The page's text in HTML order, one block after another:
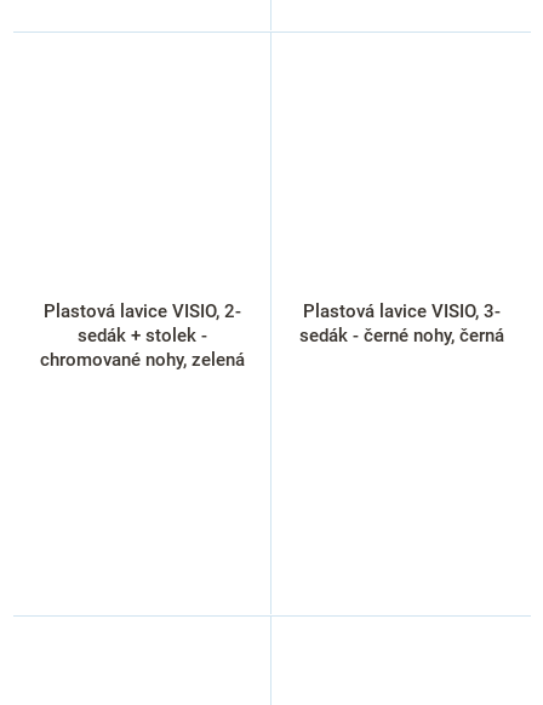
Plastová lavice VISIO, 2-
sedák + stolek -
chromované nohy, zelená
Plastová lavice VISIO, 3-
sedák - černé nohy, černá